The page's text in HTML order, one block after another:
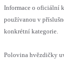
Informace o oficiální
používanou v
konkrétní kategorie.
Polovina hvězdičky